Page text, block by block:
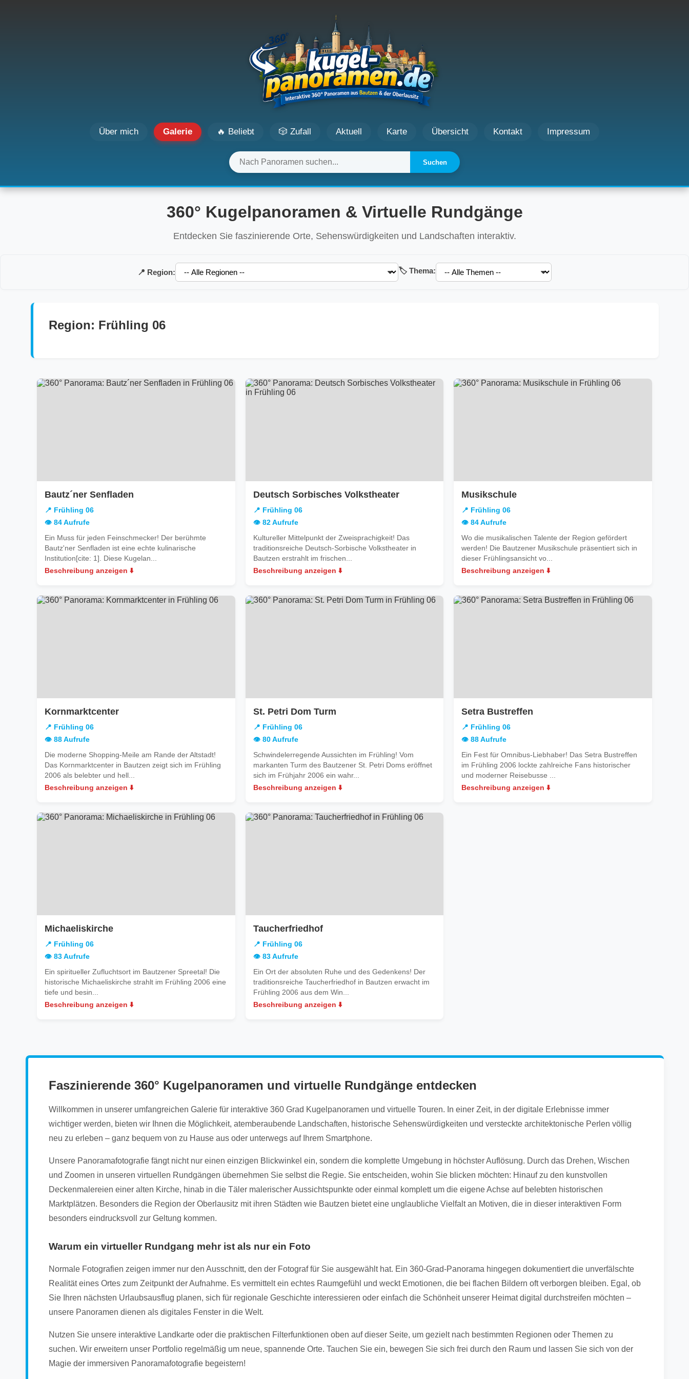
Über mich Galerie 🔥 Beliebt 🎲 Zufall Aktuell Karte Übersicht Kontakt Impressum
Suchen
360° Kugelpanoramen & Virtuelle Rundgänge
Entdecken Sie faszinierende Orte, Sehenswürdigkeiten und Landschaften interaktiv.
📍 Region: 🏷️ Thema:
Region: Frühling 06
Bautz´ner Senfladen
📍 Frühling 06
👁️ 84 Aufrufe
Ein Muss für jeden Feinschmecker! Der berühmte
Bautz'ner Senfladen ist eine echte kulinarische
Institution[cite: 1]. Diese Kugelan...
Beschreibung anzeigen ⬇️
Deutsch Sorbisches Volkstheaterin
📍 Frühling 06
👁️ 82 Aufrufe
Kultureller Mittelpunkt der Zweisprachigkeit! Das
traditionsreiche Deutsch-Sorbische Volkstheater in
Bautzen erstrahlt im frischen...
Beschreibung anzeigen ⬇️
Musikschulein
📍 Frühling 06
👁️ 84 Aufrufe
Wo die musikalischen Talente der Region gefördert
werden! Die Bautzener Musikschule präsentiert sich in
dieser Frühlingsansicht vo...
Beschreibung anzeigen ⬇️
Kornmarktcenterin
📍 Frühling 06
👁️ 88 Aufrufe
Die moderne Shopping-Meile am Rande der Altstadt!
Das Kornmarktcenter in Bautzen zeigt sich im Frühling
2006 als belebter und hell...
Beschreibung anzeigen ⬇️
St. Petri Dom Turmin
📍 Frühling 06
👁️ 80 Aufrufe
Schwindelerregende Aussichten im Frühling! Vom
markanten Turm des Bautzener St. Petri Doms eröffnet
sich im Frühjahr 2006 ein wahr...
Beschreibung anzeigen ⬇️
Setra Bustreffen
📍 Frühling 06
👁️ 88 Aufrufe
Ein Fest für Omnibus-Liebhaber! Das Setra Bustreffen
im Frühling 2006 lockte zahlreiche Fans historischer
und moderner Reisebusse ...
Beschreibung anzeigen ⬇️
Michaeliskirchein
📍 Frühling 06
👁️ 83 Aufrufe
Ein spiritueller Zufluchtsort im Bautzener Spreetal! Die
historische Michaeliskirche strahlt im Frühling 2006 eine
tiefe und besin...
Beschreibung anzeigen ⬇️
Taucherfriedhofin
📍 Frühling 06
👁️ 83 Aufrufe
Ein Ort der absoluten Ruhe und des Gedenkens! Der
traditionsreiche Taucherfriedhof in Bautzen erwacht im
Frühling 2006 aus dem Win...
Beschreibung anzeigen ⬇️
Faszinierende 360° Kugelpanoramen und virtuelle Rundgänge entdecken
Willkommen in unserer umfangreichen Galerie für interaktive 360 Grad Kugelpanoramen und virtuelle Touren. In einer Zeit, in der digitale Erlebnisse immer
wichtiger werden, bieten wir Ihnen die Möglichkeit, atemberaubende Landschaften, historische Sehenswürdigkeiten und versteckte architektonische Perlen völlig
neu zu erleben – ganz bequem von zu Hause aus oder unterwegs auf Ihrem Smartphone.
Unsere Panoramafotografie fängt nicht nur einen einzigen Blickwinkel ein, sondern die komplette Umgebung in höchster Auflösung. Durch das Drehen, Wischen
und Zoomen in unseren virtuellen Rundgängen übernehmen Sie selbst die Regie. Sie entscheiden, wohin Sie blicken möchten: Hinauf zu den kunstvollen
Deckenmalereien einer alten Kirche, hinab in die Täler malerischer Aussichtspunkte oder einmal komplett um die eigene Achse auf belebten historischen
Marktplätzen. Besonders die Region der Oberlausitz mit ihren Städten wie Bautzen bietet eine unglaubliche Vielfalt an Motiven, die in dieser interaktiven Form
besonders eindrucksvoll zur Geltung kommen.
Warum ein virtueller Rundgang mehr ist als nur ein Foto
Normale Fotografien zeigen immer nur den Ausschnitt, den der Fotograf für Sie ausgewählt hat. Ein 360-Grad-Panorama hingegen dokumentiert die unverfälschte
Realität eines Ortes zum Zeitpunkt der Aufnahme. Es vermittelt ein echtes Raumgefühl und weckt Emotionen, die bei flachen Bildern oft verborgen bleiben. Egal, ob
Sie Ihren nächsten Urlaubsausflug planen, sich für regionale Geschichte interessieren oder einfach die Schönheit unserer Heimat digital durchstreifen möchten –
unsere Panoramen dienen als digitales Fenster in die Welt.
Nutzen Sie unsere interaktive Landkarte oder die praktischen Filterfunktionen oben auf dieser Seite, um gezielt nach bestimmten Regionen oder Themen zu
suchen. Wir erweitern unser Portfolio regelmäßig um neue, spannende Orte. Tauchen Sie ein, bewegen Sie sich frei durch den Raum und lassen Sie sich von der
Magie der immersiven Panoramafotografie begeistern!